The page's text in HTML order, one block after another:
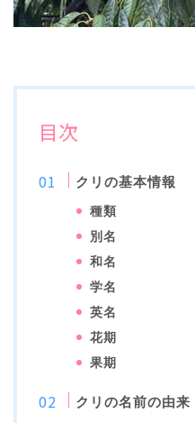
目次
クリの基本情報
種類
別名
和名
学名
英名
花期
果期
クリの名前の由来